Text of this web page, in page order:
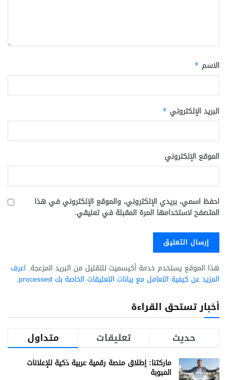
الاسم *
البريد الإلكتروني *
الموقع الإلكتروني
احفظ اسمي، بريدي الإلكتروني، والموقع الإلكتروني في هذا
المتصفح لاستخدامها المرة المقبلة في تعليقي.
هذا الموقع يستخدم خدمة أكيسميت للتقليل من البريد المزعجة. اعرف
المزيد عن كيفية التعامل مع بيانات التعليقات الخاصة بك processed
.
أخبار تستحق القراءة
متداول
تعليقات حديث
ماركتنا: إطلاق منصة رقمية عربية ذكية للإعلانات
المبوبة